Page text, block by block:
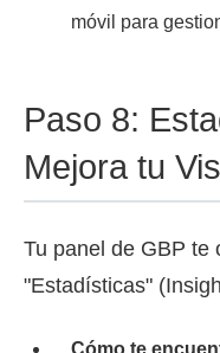
móvil para
Paso 8:
Mejora tu
Tu panel de GBP te
"Estadísticas"
Cómo te